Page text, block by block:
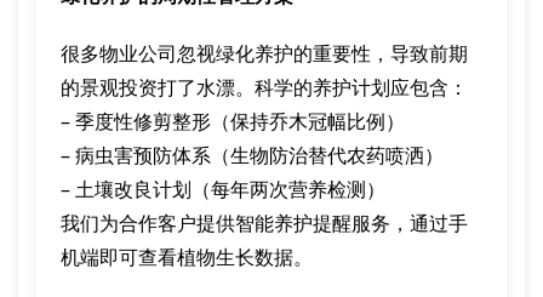
很多物业公司忽视绿化养护的重要性，导致前期
的景观投资打了水漂。科学的养护计划应包含：
– 季度性修剪整形（保持乔木冠幅比例）
– 病虫害预防体系（生物防治替代农药喷洒）
– 土壤改良计划（每年两次营养检测）
我们为合作客户提供智能养护提醒服务，通过手
机端即可查看植物生长数据。